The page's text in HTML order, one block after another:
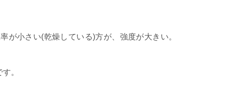
が小さい(乾燥している)方が、強度が大きい。
。